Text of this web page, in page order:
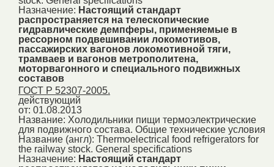
Назначение: Настоящий стандарт
распространяется на телескопические
гидравлические демпферы, применяемые в
рессорном подвешивании локомотивов,
пассажирских вагонов локомотивной тяги,
трамваев и вагонов метрополитена,
моторвагонного и специального подвижных
составов
ГОСТ Р 52307-2005.
действующий
от: 01.08.2013
Название: Холодильники пищи термоэлектрические
для подвижного состава. Общие технические условия
Название (англ): Thermoelectrical food refrigerators for
the railway stock. General specifications
Назначение: Настоящий стандарт